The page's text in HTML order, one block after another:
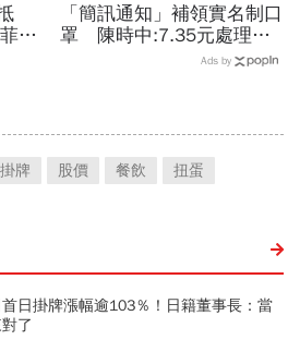
今
「簡訊通知」補領實名制口
罩 陳時中:7.35元處理費
Ads by
牌 股價 餐飲 扭蛋
日掛牌漲幅逾103％！日籍董事長：當
了